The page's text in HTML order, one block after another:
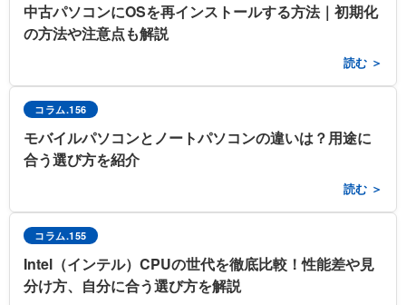
中古パソコンにOSを再インストールする方法｜初期化
の方法や注意点も解説
読む ＞
コラム.156
モバイルパソコンとノートパソコンの違いは？用途に
合う選び方を紹介
読む ＞
コラム.155
Intel（インテル）CPUの世代を徹底比較！性能差や見
分け方、自分に合う選び方を解説